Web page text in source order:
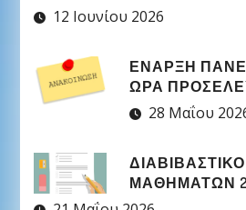
12 Ιουνίου 2026
ΈΝΑΡΞΗ
ΏΡΑ
28 Μαΐου
ΜΑΘΗΜΑΤΩΝ